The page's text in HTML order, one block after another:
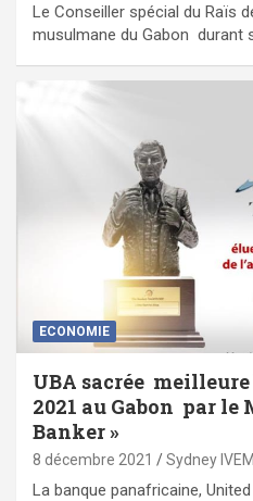
Le Conseiller spécial du Raïs
musulmane du Gabon durant
ECONOMIE
UBA sacrée meilleure
2021 au Gabon par le
Banker »
8 décembre 2021 Sydney
La banque panafricaine,